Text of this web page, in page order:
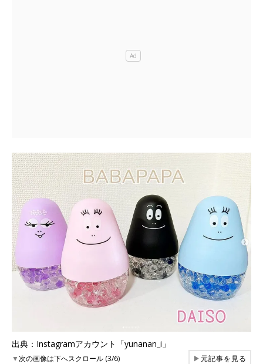
出典：Instagramアカウント「yunanan_i」
▼次の画像は下へスクロール (3/6) ▶元記事を見る